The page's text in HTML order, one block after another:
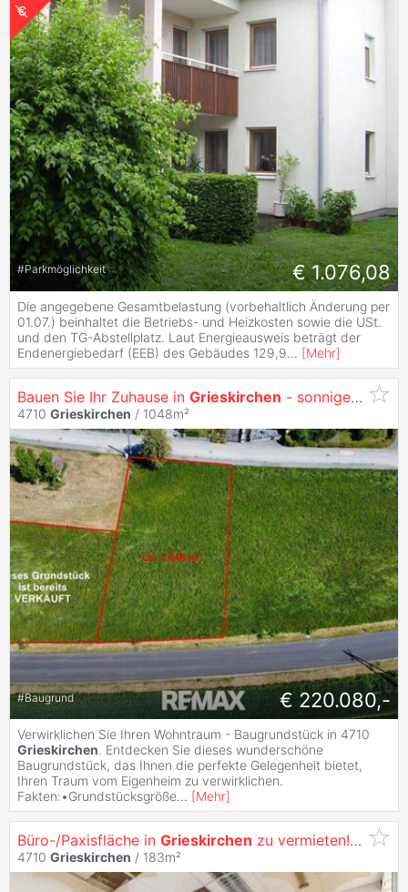
#Parkmöglichkeit € 1.076,08
Die angegebene Gesamtbelastung (vorbehaltlich Änderung per
01.07.) beinhaltet die Betriebs- und Heizkosten sowie die USt.
und den TG-Abstellplatz. Laut Energieausweis beträgt der
Endenergiebedarf (EEB) des Gebäudes 129,9... [Mehr]
Bauen Sie Ihr Zuhause in Grieskirchen - sonniger Baugrund wartet!
4710 Grieskirchen / 1048m²
#Baugrund € 220.080,-
Verwirklichen Sie Ihren Wohntraum - Baugrundstück in 4710
Grieskirchen. Entdecken Sie dieses wunderschöne
Baugrundstück, das Ihnen die perfekte Gelegenheit bietet,
Ihren Traum vom Eigenheim zu verwirklichen.
Fakten:•Grundstücksgröße... [Mehr]
Büro-/Paxisfläche in Grieskirchen zu vermieten! Umbau nach Mieterwunsch möglich!
4710 Grieskirchen / 183m²